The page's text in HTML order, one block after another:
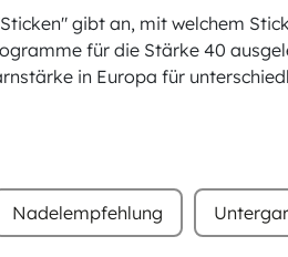
gibt an, mit welchem
für die Stärke 40
in Europa für
Nadelempfehlung